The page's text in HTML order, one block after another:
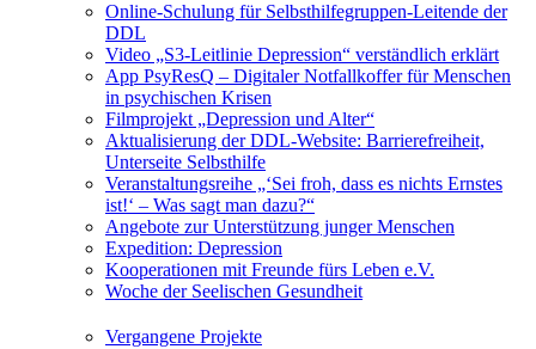
Online-Schulung für Selbsthilfegruppen-Leitende der
DDL
Video „S3-Leitlinie Depression“ verständlich erklärt
App PsyResQ – Digitaler Notfallkoffer für Menschen
in psychischen Krisen
Filmprojekt „Depression und Alter“
Aktualisierung der DDL-Website: Barrierefreiheit,
Unterseite Selbsthilfe
Veranstaltungsreihe „‘Sei froh, dass es nichts Ernstes
ist!‘ – Was sagt man dazu?“
Angebote zur Unterstützung junger Menschen
Expedition: Depression
Kooperationen mit Freunde fürs Leben e.V.
Woche der Seelischen Gesundheit
Vergangene Projekte